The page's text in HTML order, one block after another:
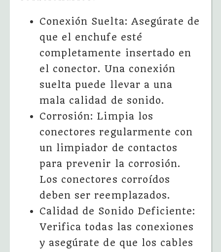
Conexión Suelta: Asegúrate de
que el enchufe esté
completamente insertado en
el conector. Una conexión
suelta puede llevar a una
mala calidad de sonido.
Corrosión: Limpia los
conectores regularmente con
un limpiador de contactos
para prevenir la corrosión.
Los conectores corroídos
deben ser reemplazados.
Calidad de Sonido Deficiente:
Verifica todas las conexiones
y asegúrate de que los cables